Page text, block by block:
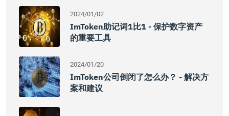
2024/01/02
ImToken助记词1比1 - 保护数字资产
的重要工具
2024/01/20
ImToken公司倒闭了怎么办？ - 解决方
案和建议